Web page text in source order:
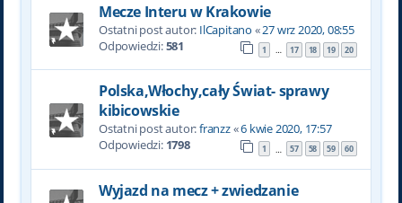
Mecze Interu w Krakowie
Ostatni post autor: IlCapitano «27 wrz 2020, 08:55
Odpowiedzi:581 1 … 17 18 19 20
Polska,Włochy,cały Świat- sprawy
kibicowskie
Ostatni post autor:franzz«6 kwie 2020, 17:57
Odpowiedzi: 1798 1 … 57 58 59 60
Wyjazd na mecz + zwiedzanie